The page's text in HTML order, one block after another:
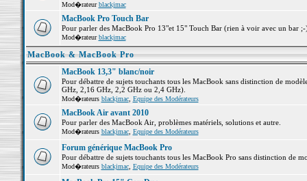
Mod�rateurblackjmac
MacBook Pro Touch Bar
Pour parler des MacBook Pro 13"et 15" Touch Bar (rien à voir avec un bar
Mod�rateurblackjmac
MacBook & MacBook Pro
MacBook 13,3" blanc/noir
Pour débattre de sujets touchants tous les MacBook sans distinction de
GHz, 2,16 GHz, 2,2 GHz ou 2,4 GHz).
Mod�rateurs blackjmac, Equipe des Modérateurs
MacBook Air avant 2010
Pour parler des MacBook Air, problèmes matériels, solutions et autre.
Mod�rateurs blackjmac, Equipe des Modérateurs
Forum générique MacBook Pro
Pour débattre de sujets touchants tous les MacBook Pro sans distinction de
Mod�rateurs blackjmac, Equipe des Modérateurs